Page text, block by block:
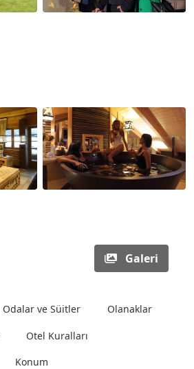
Galeri
Odalar ve Süitler Olanaklar
Otel Kuralları
Konum